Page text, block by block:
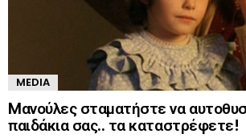
MEDIA
Mανούλες σταματήστε να
παιδάκια σας.. τα καταστρέφετε!